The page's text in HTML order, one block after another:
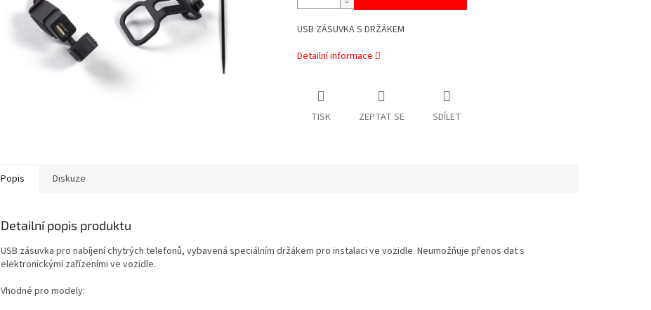
USB ZÁSUVKA S DRŽÁKEM
Detailní informace
TISK ZEPTAT SE SDÍLET
Popis Diskuze
Detailní popis produktu
USB zásuvka pro nabíjení chytrých telefonů, vybavená speciálním držákem pro instalaci ve vozidle. Neumožňuje přenos dat s
elektronickými zařízeními ve vozidle.
Vhodné pro modely: